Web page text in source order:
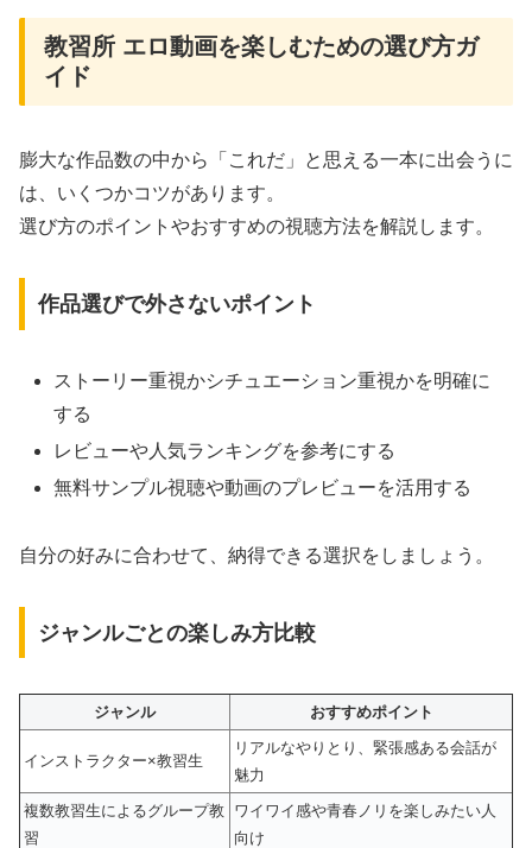
教習所 エロ動画を楽しむための選び方ガ
イド
膨大な作品数の中から「これだ」と思える一本に出会うに
は、いくつかコツがあります。
選び方のポイントやおすすめの視聴方法を解説します。
作品選びで外さないポイント
ストーリー重視かシチュエーション重視かを明確に
する
レビューや人気ランキングを参考にする
無料サンプル視聴や動画のプレビューを活用する
自分の好みに合わせて、納得できる選択をしましょう。
ジャンルごとの楽しみ方比較
ジャンル おすすめポイント
インストラクター×教習生
リアルなやりとり、緊張感ある会話が
魅力
複数教習生によるグループ教
習
ワイワイ感や青春ノリを楽しみたい人
向け